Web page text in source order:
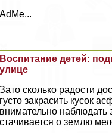
AdMe...
Воспитание детей:
улице
Зато сколько радости
густо закрасить кусок
внимательно наблюдать
стачивается о землю